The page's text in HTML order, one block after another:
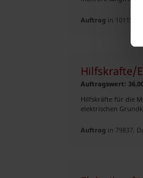
Auftrag in 10115,
Hilfskrafte/
Auftragswert: 36,00
Hilfskräfte für die
elektrischen
Auftrag in 79837,